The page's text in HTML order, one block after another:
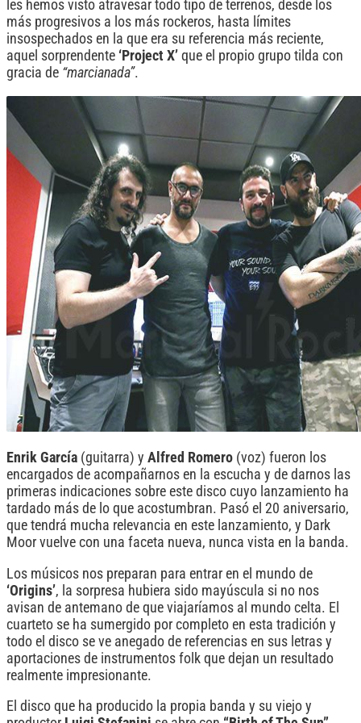
les hemos visto atravesar todo tipo de terrenos, desde los
más progresivos a los más rockeros, hasta límites
insospechados en la que era su referencia más reciente,
aquel sorprendente ‘Project X’ que el propio grupo tilda con
gracia de “marcianada”.
Enrik García (guitarra) y Alfred Romero (voz) fueron los
encargados de acompañarnos en la escucha y de darnos las
primeras indicaciones sobre este disco cuyo lanzamiento ha
tardado más de lo que acostumbran. Pasó el 20 aniversario,
que tendrá mucha relevancia en este lanzamiento, y Dark
Moor vuelve con una faceta nueva, nunca vista en la banda.
Los músicos nos preparan para entrar en el mundo de
‘Origins’, la sorpresa hubiera sido mayúscula si no nos
avisan de antemano de que viajaríamos al mundo celta. El
cuarteto se ha sumergido por completo en esta tradición y
todo el disco se ve anegado de referencias en sus letras y
aportaciones de instrumentos folk que dejan un resultado
realmente impresionante.
El disco que ha producido la propia banda y su viejo y